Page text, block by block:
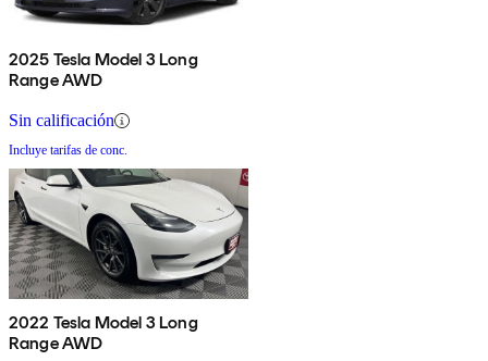
2025 Tesla Model 3 Long
Range AWD
Sin calificación
Incluye tarifas de conc.
2022 Tesla Model 3 Long
Range AWD